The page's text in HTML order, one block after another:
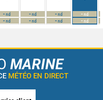
-nd
-nd
-nd
-nd
-nd
-nd
-nd
-nd
MARINE
MÉTÉO EN DIRECT